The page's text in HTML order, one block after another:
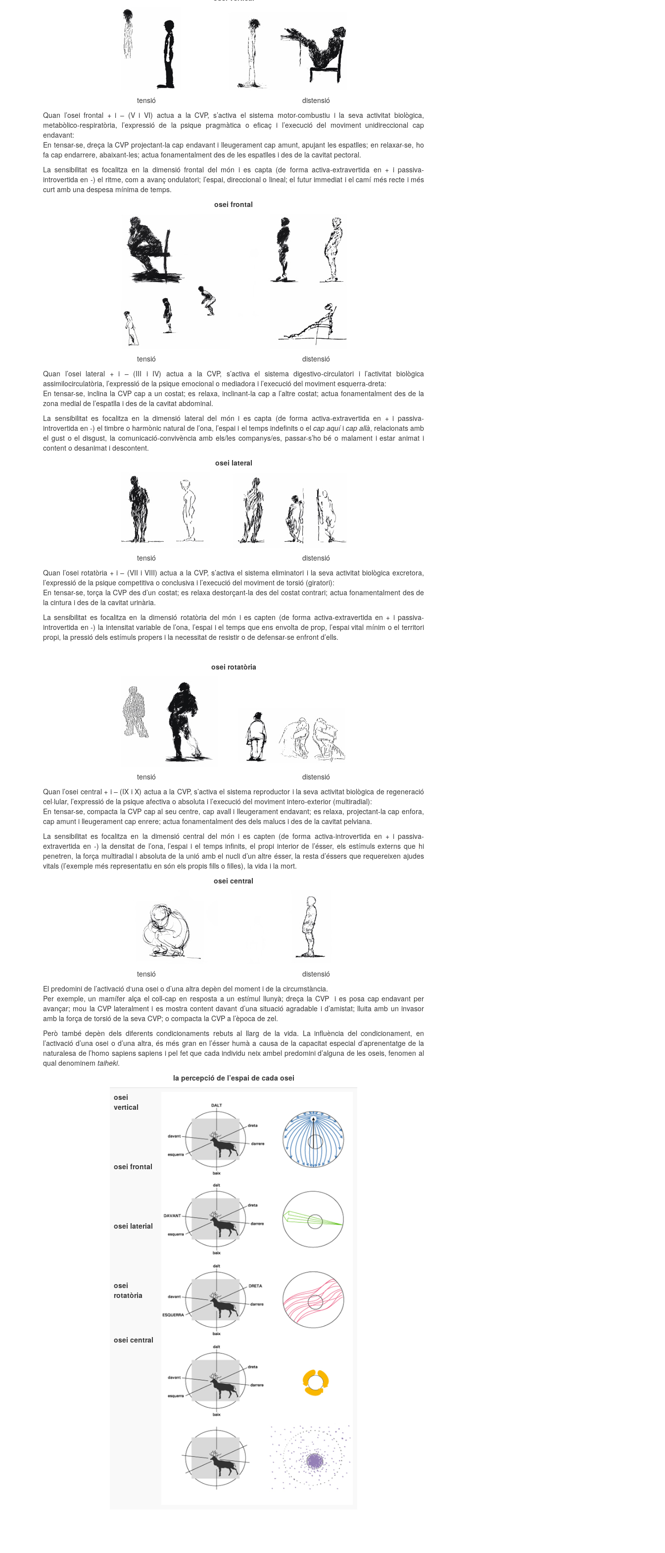
tensió distensió
Quan l’osei frontal + i – (V i VI) actua a la CVP, s’activa el sistema motor-combustiu i la seva activitat biològica,
metabòlico-respiratòria, l’expressió de la psique pragmàtica o eficaç i l’execució del moviment unidireccional cap
endavant:
En tensar-se, dreça la CVP projectant-la cap endavant i lleugerament cap amunt, apujant les espatlles; en relaxar-se, ho
fa cap endarrere, abaixant-les; actua fonamentalment des de les espatlles i des de la cavitat pectoral.
La sensibilitat es focalitza en la dimensió frontal del món i es capta (de forma activa-extravertida en + i passiva-
introvertida en -) el ritme, com a avanç ondulatori; l’espai, direccional o lineal; el futur immediat i el camí més recte i més
curt amb una despesa mínima de temps.
osei frontal
tensió distensió
Quan l’osei lateral + i – (III i IV) actua a la CVP, s’activa el sistema digestivo-circulatori i l’activitat biològica
assimilocirculatòria, l’expressió de la psique emocional o mediadora i l’execució del moviment esquerra-dreta:
En tensar-se, inclina la CVP cap a un costat; es relaxa, inclinant-la cap a l’altre costat; actua fonamentalment des de la
zona medial de l’espatlla i des de la cavitat abdominal.
La sensibilitat es focalitza en la dimensió lateral del món i es capta (de forma activa-extravertida en + i passiva-
introvertida en -) el timbre o harmònic natural de l’ona, l’espai i el temps indefinits o el cap aquíi cap allà, relacionats amb
el gust o el disgust, la comunicació-convivència amb els/les companys/es, passar-s’ho bé o malament i estar animat i
content o desanimat i descontent.
osei lateral
tensió distensió
Quan l’osei rotatòria + i – (VII i VIII) actua a la CVP, s’activa el sistema eliminatori i la seva activitat biològica excretora,
l’expressió de la psique competitiva o conclusiva i l’execució del moviment de torsió (giratori):
En tensar-se, torça la CVP des d’un costat; es relaxa destorçant-la des del costat contrari; actua fonamentalment des de
la cintura i des de la cavitat urinària.
La sensibilitat es focalitza en la dimensió rotatòria del món i es capten (de forma activa-extravertida en + i passiva-
introvertida en -) la intensitat variable de l’ona, l’espai i el temps que ens envolta de prop, l’espai vital mínim o el territori
propi, la pressió dels estímuls propers i la necessitat de resistir o de defensar-se enfront d’ells.
osei rotatòria
tensió distensió
Quan l’osei central + i – (IX i X) actua a la CVP, s’activa el sistema reproductor i la seva activitat biològica de regeneració
cel·lular, l’expressió de la psique afectiva o absoluta i l’execució del moviment intero-exterior (multiradial):
En tensar-se, compacta la CVP cap al seu centre, cap avall i lleugerament endavant; es relaxa, projectant-la cap enfora,
cap amunt i lleugerament cap enrere; actua fonamentalment des dels malucs i des de la cavitat pelviana.
La sensibilitat es focalitza en la dimensió central del món i es capten (de forma activa-introvertida en + i passiva-
extravertida en -) la densitat de l’ona, l’espai i el temps infinits, el propi interior de l’ésser, els estímuls externs que hi
penetren, la força multiradial i absoluta de la unió amb el nucli d’un altre ésser, la resta d’éssers que requereixen ajudes
vitals (l’exemple més representatiu en són els propis fills o filles), la vida i la mort.
osei central
tensió distensió
El predomini de l’activació d‘una osei o d’una altra depèn del moment i de la circumstància.
Per exemple, un mamífer alça el coll-cap en resposta a un estímul llunyà; dreça la CVP i es posa cap endavant per
avançar; mou la CVP lateralment i es mostra content davant d’una situació agradable i d’amistat; lluita amb un invasor
amb la força de torsió de la seva CVP; o compacta la CVP a l’època de zel.
Però també depèn dels diferents condicionaments rebuts al llarg de la vida. La influència del condicionament, en
l’activació d’una osei o d’una altra, és més gran en l’ésser humà a causa de la capacitat especial d’aprenentatge de la
naturalesa de l’homo sapiens sapiens i pel fet que cada individu neix ambel predomini d’alguna de les oseis, fenomen al
qual denominem taiheki.
la percepció de l’espai de cada osei
osei
vertical
osei frontal
osei laterial
osei
rotatòria
osei central